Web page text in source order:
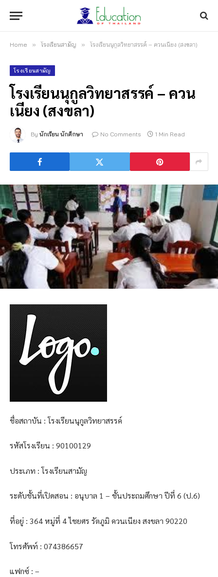
Home » โรงเรียนสามัญ » โรงเรียนนุกูลวิทยาสรรค์ – ควนเนียง (สงขลา)
โรงเรียนสามัญ
โรงเรียนนุกูลวิทยาสรรค์ – ควน
เนียง (สงขลา)
By นักเรียน นักศึกษา No Comments 1 Min Read
ชื่อสถาบัน : โรงเรียนนุกูลวิทยาสรรค์
รหัสโรงเรียน : 90100129
ประเภท : โรงเรียนสามัญ
ระดับชั้นที่เปิดสอน : อนุบาล 1 – ชั้นประถมศึกษา ปีที่ 6 (ป.6)
ที่อยู่ : 364 หมู่ที่ 4 ไชยศร รัตภูมิ ควนเนียง สงขลา 90220
โทรศัพท์ : 074386657
แฟกซ์ : –